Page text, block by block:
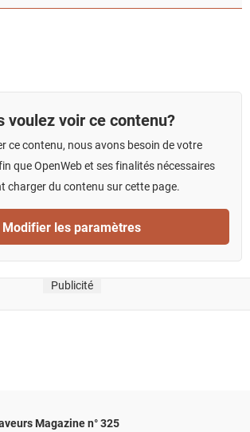
voulez voir ce contenu?
ce contenu, nous avons besoin de votre
que OpenWeb et ses finalités nécessaires
charger du contenu sur cette page.
Modifier les paramètres
Publicité
Magazine n° 325